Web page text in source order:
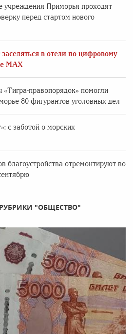
учреждения Приморья проходят
перед стартом нового
в отели по цифровому
MAX
«Тигра-правопорядок» помогли
80 фигурантов уголовных дел
с заботой о морских
благоустройства отремонтируют во
"ОБЩЕСТВО"